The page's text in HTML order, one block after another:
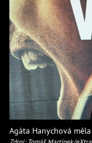
Agáta Hanychová